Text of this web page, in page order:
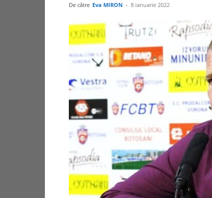
De către Eva MIRON - 8 ianuarie 2022